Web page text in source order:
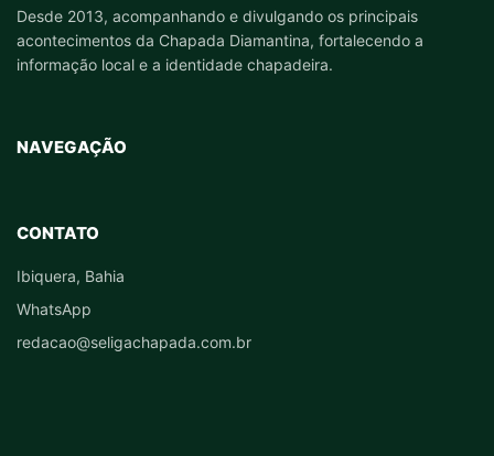
Desde 2013, acompanhando e divulgando os principais
acontecimentos da Chapada Diamantina, fortalecendo a
informação local e a identidade chapadeira.
NAVEGAÇÃO
CONTATO
Ibiquera, Bahia
WhatsApp
redacao@seligachapada.com.br